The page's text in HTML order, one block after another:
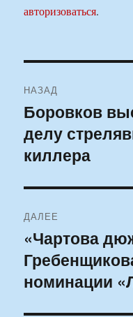
авторизоваться.
по
записям
НАЗАД
Предыдущая
запись:
Боровков
делу
киллера
ДАЛЕЕ
Следующая
запись:
«Чартова
номинации